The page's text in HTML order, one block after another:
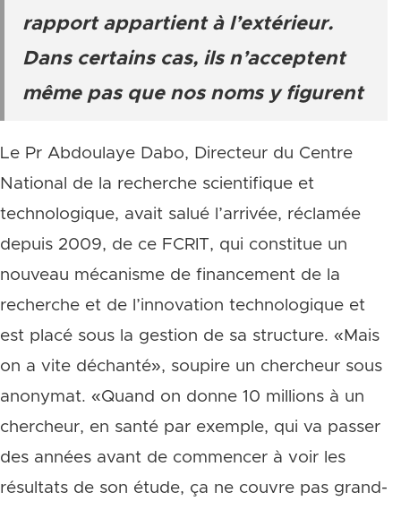
rapport appartient à l’extérieur.
Dans certains cas, ils n’acceptent
même pas que nos noms y figurent
Le Pr Abdoulaye Dabo, Directeur du Centre
National de la recherche scientifique et
technologique, avait salué l’arrivée, réclamée
depuis 2009, de ce FCRIT, qui constitue un
nouveau mécanisme de financement de la
recherche et de l’innovation technologique et
est placé sous la gestion de sa structure. «Mais
on a vite déchanté», soupire un chercheur sous
anonymat. «Quand on donne 10 millions à un
chercheur, en santé par exemple, qui va passer
des années avant de commencer à voir les
résultats de son étude, ça ne couvre pas grand-